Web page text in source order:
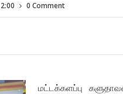
0 Comment
மட்டக்களப்பு